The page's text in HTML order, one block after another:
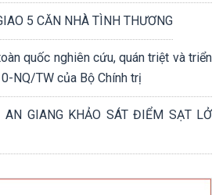
5 CĂN NHÀ TÌNH THƯƠNG
quốc nghiên cứu, quán triệt và triển
NQ/TW của Bộ Chính trị
AN GIANG KHẢO SÁT ĐIỂM SẠT LỞ